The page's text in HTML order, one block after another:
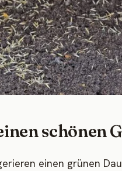
schönen
einen grünen